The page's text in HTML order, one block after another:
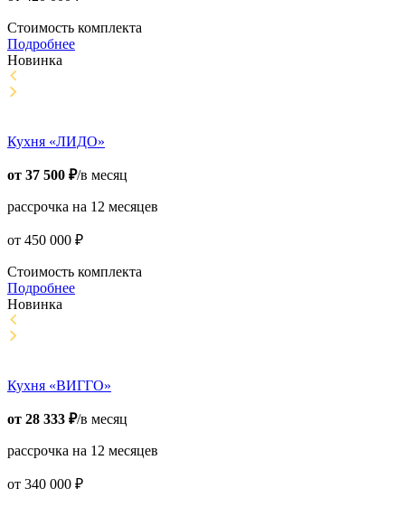
Стоимость комплекта
Подробнее
Новинка
Кухня «ЛИДО»
от 37 500 ₽/в месяц
рассрочка на 12 месяцев
от 450 000 ₽
Стоимость комплекта
Подробнее
Новинка
Кухня «ВИГГО»
от 28 333 ₽/в месяц
рассрочка на 12 месяцев
от 340 000 ₽